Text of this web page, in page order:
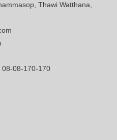
Thawi Watthana,
08-08-170-170